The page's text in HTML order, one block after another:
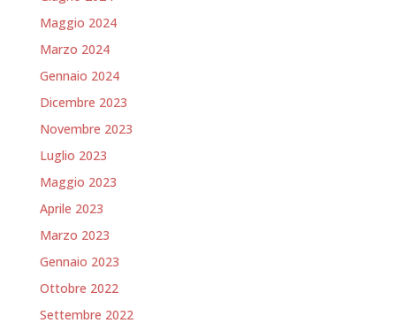
Maggio 2024
Marzo 2024
Gennaio 2024
Dicembre 2023
Novembre 2023
Luglio 2023
Maggio 2023
Aprile 2023
Marzo 2023
Gennaio 2023
Ottobre 2022
Settembre 2022